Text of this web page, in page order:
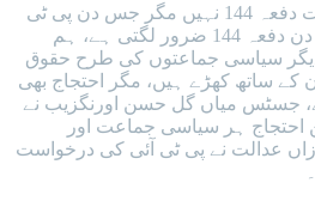
اس وکیل نے بتایاکہ اس وقت دفعہ 144 نہیں مگر جس دن پی ٹی
آئی کا جلسہ ہوتا ہے، اسی دن دفعہ 144 ضرور لگتی ہے، ہم
سیاسی جماعتوں کی طرح حقوق
کے ساتھ کھڑے ہیں، مگر احتجاج بھی
جسٹس میاں گل حسن اورنگزیب نے
احتجاج ہر سیاسی جماعت اور
عدالت نے پی ٹی آئی کی درخواست